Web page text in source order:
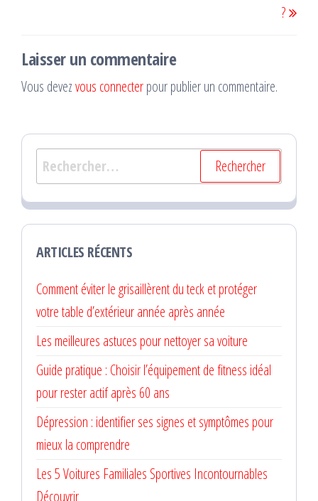
?
Laisser un commentaire
Vous devezvous connecterpour publier un commentaire.
Rechercher :
ARTICLES RÉCENTS
Comment éviter le grisaillèrent du teck et protéger
votre table d’extérieur année après année
Les meilleures astuces pour nettoyer sa voiture
Guide pratique : Choisir l’équipement de fitness idéal
pour rester actif après 60 ans
Dépression : identifier ses signes et symptômes pour
mieux la comprendre
Les 5 Voitures Familiales Sportives Incontournables
Découvrir